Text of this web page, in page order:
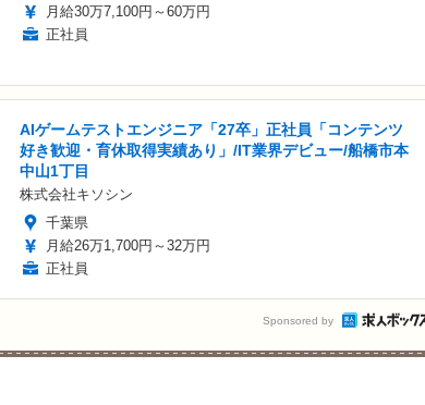
月給30万7,100円～60万円
正社員
AIゲームテストエンジニア「27卒」正社員「コンテンツ
好き歓迎・育休取得実績あり」/IT業界デビュー/船橋市本
中山1丁目
株式会社キソシン
千葉県
月給26万1,700円～32万円
正社員
Sponsored by